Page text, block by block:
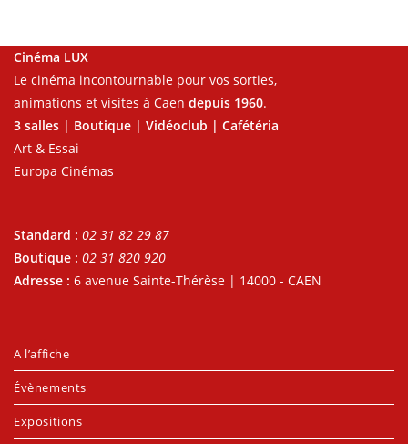
Cinéma LUX
Le cinéma incontournable pour vos sorties,
animations et visites à Caen depuis 1960.
3 salles | Boutique | Vidéoclub | Cafétéria
Art & Essai
Europa Cinémas
Standard : 02 31 82 29 87
Boutique : 02 31 820 920
Adresse : 6 avenue Sainte-Thérèse | 14000 - CAEN
A l’affiche
Évènements
Expositions